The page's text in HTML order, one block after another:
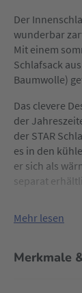
Der
wunderbar
Mit einem
Schlafsack
Baumwolle)
Das clevere
der
der STAR
es in den
er sich als
separat
Mehr lesen
Merkmale